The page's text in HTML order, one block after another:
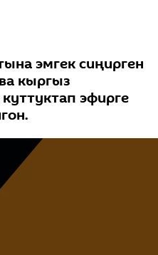
эмгек сиңирген
кыргыз
эфирге